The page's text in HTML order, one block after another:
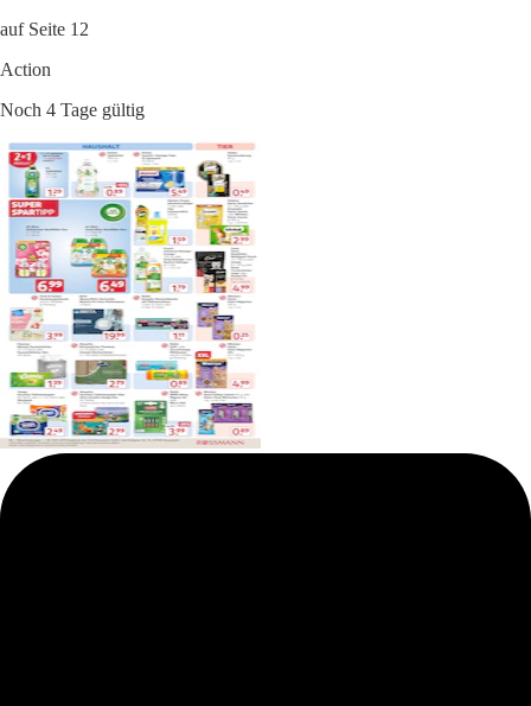
auf Seite 12
Action
Noch 4 Tage gültig